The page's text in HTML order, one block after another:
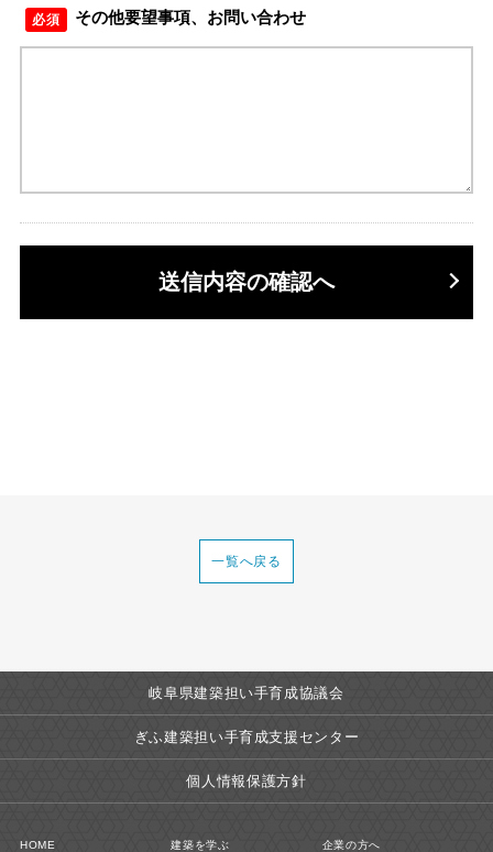
その他要望事項、お問い合わせ
必須
送信内容の確認へ
一覧へ戻る
岐阜県建築担い手育成協議会
ぎふ建築担い手育成支援センター
個人情報保護方針
HOME 建築を学ぶ 企業の方へ